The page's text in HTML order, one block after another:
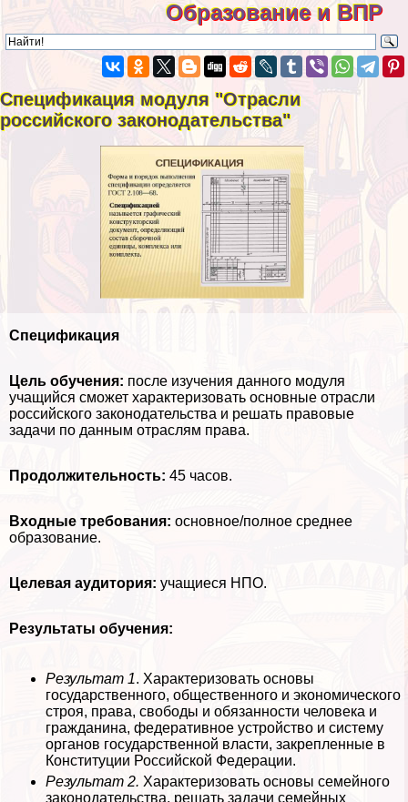
Образование и ВПР
Спецификация модуля "Отрасли
российского законодательства"
Спецификация
Цель обучения: после изучения данного модуля
учащийся сможет хаpaктеризовать основные отрасли
российского законодательства и решать правовые
задачи по данным отраслям права.
Продолжительность: 45 часов.
Входные требования: основное/полное среднее
образование.
Целевая аудитория: учащиеся НПО.
Результаты обучения:
Результат 1. Хаpaктеризовать основы
государственного, общественного и экономического
строя, права, свободы и обязанности человека и
гражданина, федеративное устройство и систему
органов государственной власти, закрепленные в
Конституции Российской Федерации.
Результат 2. Хаpaктеризовать основы семейного
законодательства, решать задачи семейных